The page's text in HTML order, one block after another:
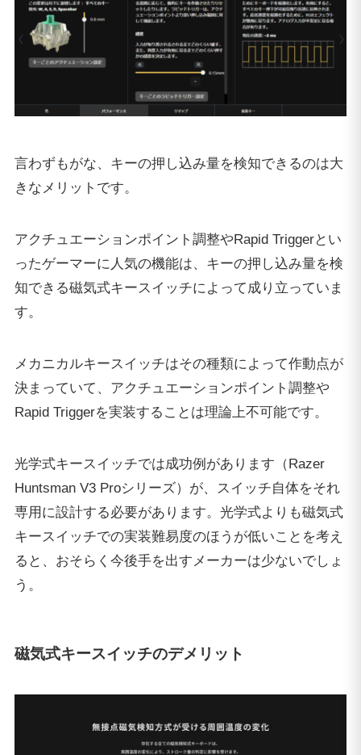
言わずもがな、キーの押し込み量を検知できるのは大
きなメリットです。
アクチュエーションポイント調整やRapid Triggerとい
ったゲーマーに人気の機能は、キーの押し込み量を検
知できる磁気式キースイッチによって成り立っていま
す。
メカニカルキースイッチはその種類によって作動点が
決まっていて、アクチュエーションポイント調整や
Rapid Triggerを実装することは理論上不可能です。
光学式キースイッチでは成功例があります（Razer
Huntsman V3 Proシリーズ）が、スイッチ自体をそれ
専用に設計する必要があります。光学式よりも磁気式
キースイッチでの実装難易度のほうが低いことを考え
ると、おそらく今後手を出すメーカーは少ないでしょ
う。
磁気式キースイッチのデメリット